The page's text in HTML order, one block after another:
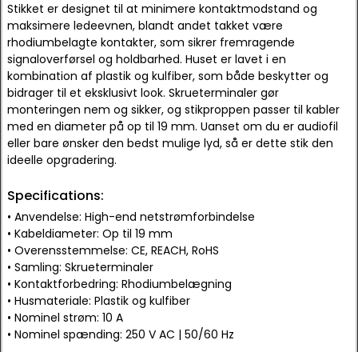
Stikket er designet til at minimere kontaktmodstand og
maksimere ledeevnen, blandt andet takket være
rhodiumbelagte kontakter, som sikrer fremragende
signaloverførsel og holdbarhed. Huset er lavet i en
kombination af plastik og kulfiber, som både beskytter og
bidrager til et eksklusivt look. Skrueterminaler gør
monteringen nem og sikker, og stikproppen passer til kabler
med en diameter på op til 19 mm. Uanset om du er audiofil
eller bare ønsker den bedst mulige lyd, så er dette stik den
ideelle opgradering.
Specifications:
• Anvendelse: High-end netstrømforbindelse
• Kabeldiameter: Op til 19 mm
• Overensstemmelse: CE, REACH, RoHS
• Samling: Skrueterminaler
• Kontaktforbedring: Rhodiumbelægning
• Husmateriale: Plastik og kulfiber
• Nominel strøm: 10 A
• Nominel spænding: 250 V AC | 50/60 Hz